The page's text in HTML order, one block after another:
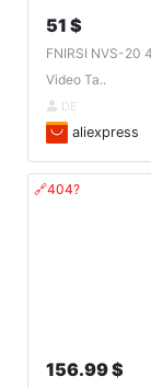
51 $
FNIRSI NVS-20
Video Ta..
DE
aliexpress
🔗404?
156.99 $